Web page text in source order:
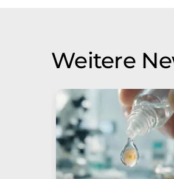
Weitere